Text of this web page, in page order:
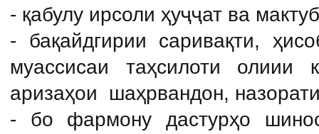
- қабулу ирсоли ҳуҷҷат ва
- бақайдгирии саривақти,
муассисаи таҳсилоти олиии
аризаҳои шаҳрвандон,
- бо фармону дастурҳо